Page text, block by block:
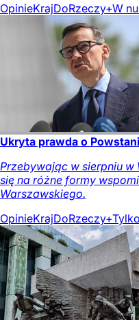
OpinieKrajDoRzeczy+W
Ukryta prawda o
Przebywając w sierpniu w
się na różne formy
Warszawskiego.
OpinieKrajDoRzeczy+